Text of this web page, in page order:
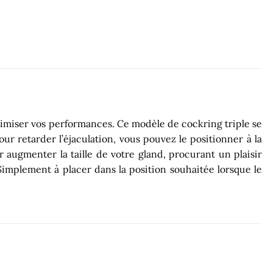
vos performances. Ce modèle de cockring triple se
retarder l’éjaculation, vous pouvez le positionner à la
la taille de votre gland, procurant un plaisir
à placer dans la position souhaitée lorsque le